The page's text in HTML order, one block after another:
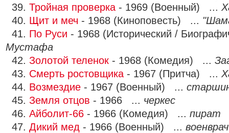
39. Тройная проверка - 1969 (Военный) ...
40. Щит и меч - 1968 (Киноповесть) ...
41. По Руси - 1968 (Исторический /
Мустафа
42. Золотой теленок - 1968 (Комедия) ...
43. Смерть ростовщика - 1967 (Притча) ...
44. Возмездие - 1967 (Военный) ...
45. Земля отцов - 1966 ... черкес
46. Айболит-66 - 1966 (Комедия) ... пират
47. Дикий мед - 1966 (Военный) ... военврач